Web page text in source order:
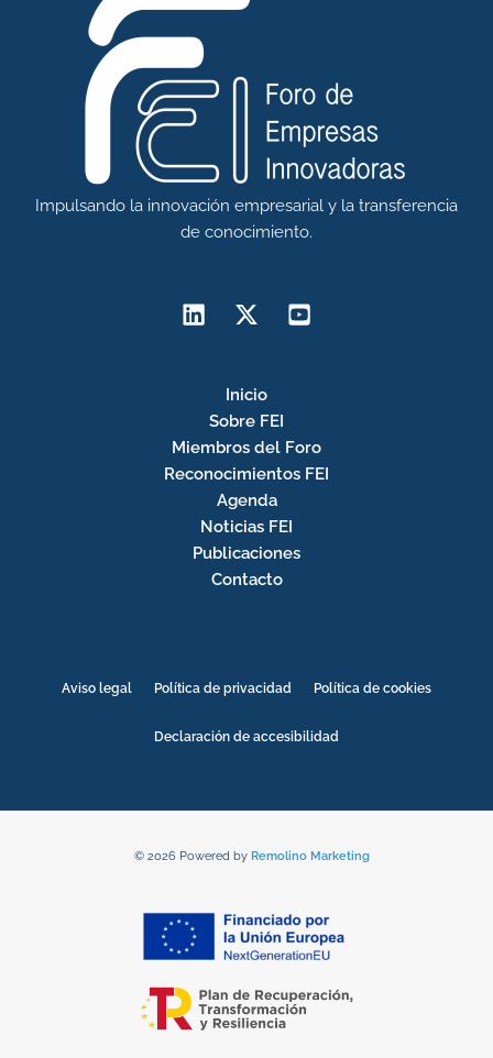
Impulsando la innovación empresarial y la transferencia
de conocimiento.
Inicio
Sobre FEI
Miembros del Foro
Reconocimientos FEI
Agenda
Noticias FEI
Publicaciones
Contacto
Aviso legal Política de privacidad Política de cookies
Declaración de accesibilidad
© 2026 Powered by Remolino Marketing